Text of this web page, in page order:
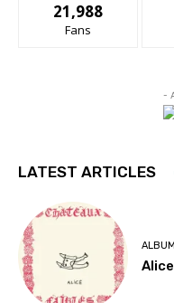
21,988
Fans
-
LATEST ARTICLES